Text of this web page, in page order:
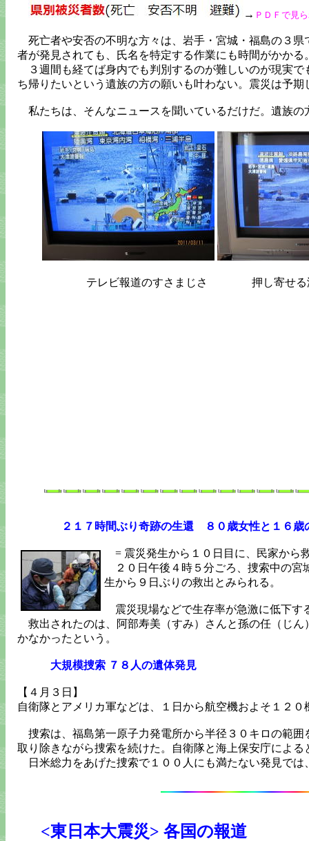
→ ＰＤＦで見
死亡者や安否の不明な方々は、岩手・宮城・福島の３県
者が発見されても、氏名を特定する作業にも時間がかかる
３週間も経てば身内でも判別するのが難しいのが現実で
ち帰りたいという遺族の方の願いも叶わない。震災は予
私たちは、そんなニュースを聞いているだけだ。遺族の
テレビ報道のすさまじさ 押し寄
２１７時間ぶり奇跡の生還 ８０歳女性と１６
= 震災発生から１０日目に、民家か
２０日午後４時５分ごろ、捜索中の宮
生から９日ぶりの救出とみられる。
震災現場などで生存率が急激に低下す
救出されたのは、阿部寿美（すみ）さんと孫の任（じん
かなかったという。
大規模捜索 ７８人の遺体発見
【４月３日】
自衛隊とアメリカ軍などは、１日から航空機およそ１２
捜索は、福島第一原子力発電所から半径３０キロの範囲
取り除きながら捜索を続けた。自衛隊と海上保安庁によ
日米総力をあげた捜索で１００人にも満たない発見で
<東日本大震災> 各国の報道